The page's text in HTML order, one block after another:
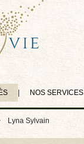
NOS SERVICES
Lyna Sylvain